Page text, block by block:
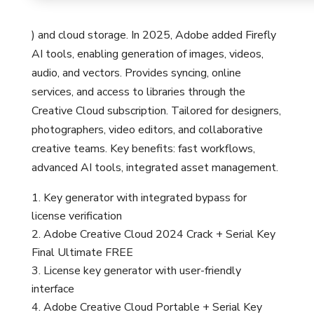
) and cloud storage. In 2025, Adobe added Firefly
AI tools, enabling generation of images, videos,
audio, and vectors. Provides syncing, online
services, and access to libraries through the
Creative Cloud subscription. Tailored for designers,
photographers, video editors, and collaborative
creative teams. Key benefits: fast workflows,
advanced AI tools, integrated asset management.
Key generator with integrated bypass for
license verification
Adobe Creative Cloud 2024 Crack + Serial Key
Final Ultimate FREE
License key generator with user-friendly
interface
Adobe Creative Cloud Portable + Serial Key